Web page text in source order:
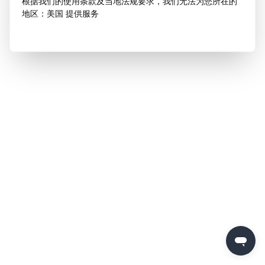
地区：美国 提供服务